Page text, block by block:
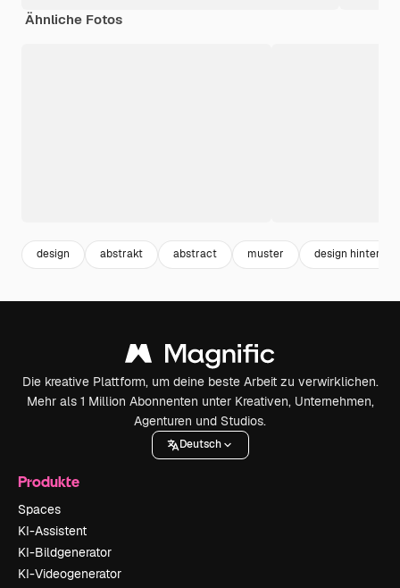
Ähnliche Fotos
design abstrakt abstract muster design
Die kreative Plattform, um deine beste Arbeit zu verwirklichen.
Mehr als 1 Million Abonnenten unter Kreativen, Unternehmen,
Agenturen und Studios.
Deutsch
Produkte
Spaces
KI-Assistent
KI-Bildgenerator
KI-Videogenerator